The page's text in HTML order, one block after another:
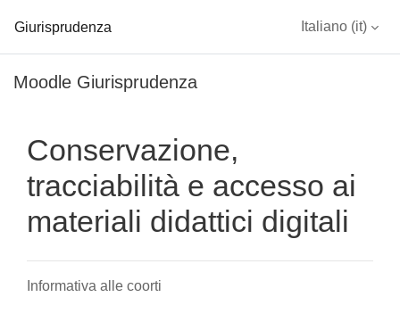
Giurisprudenza Italiano ‎(it)‎
Moodle Giurisprudenza
Conservazione,
tracciabilità e accesso ai
materiali didattici digitali
Informativa alle coorti